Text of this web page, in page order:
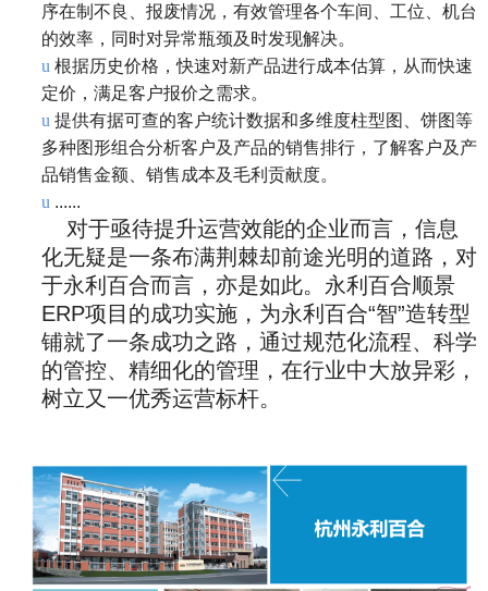
序在制不良、报废情况，有效管理各个车间、工位、机台
的效率，同时对异常瓶颈及时发现解决。
u 根据历史价格，快速对新产品进行成本估算，从而快速
定价，满足客户报价之需求。
u 提供有据可查的客户统计数据和多维度柱型图、饼图等
多种图形组合分析客户及产品的销售排行，了解客户及产
品销售金额、销售成本及毛利贡献度。
u ......
对于亟待提升运营效能的企业而言，信息
化无疑是一条布满荆棘却前途光明的道路，对
于永利百合而言，亦是如此。永利百合顺景
ERP项目的成功实施，为永利百合“智”造转型
铺就了一条成功之路，通过规范化流程、科学
的管控、精细化的管理，在行业中大放异彩，
树立又一优秀运营标杆。